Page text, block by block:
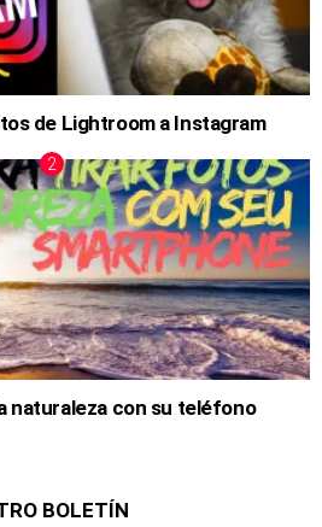
de Lightroom a Instagram
naturaleza con su teléfono
BOLETÍN